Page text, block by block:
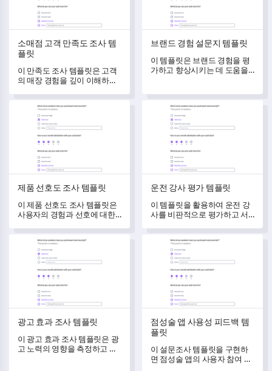
소매점 고객 만족도 조사 템
플릿
이 만족도 조사 템플릿은 고객
의 매장 경험을 깊이 이해하고,
시키는 데 도움을 주기 위해 맞
춤 제작되었습니다.
브랜드 경험 설문지 템플릿
이 템플릿은 브랜드 경험을 평
가하고 향상시키는 데 도움을
제품 선호도 조사 템플릿
제품 선호도 조사 템플릿
이 제품 선호도 조사 템플릿은
사용자의 경험과 선호에 대한
주기 위해 설계되었습니다.
운전 강사 평가 템플릿
운전 강사 평가 템플릿
이 템플릿을 활용하여 운전 강
사를 비판적으로 평가하고 서
광고 효과 조사 템플릿
광고 효과 조사 템플릿
이 광고 효과 조사 템플릿은 광
고 노력의 영향을 측정하고 이
점성술 앱 사용성 피드백 템플
점성술 앱 사용성 피드백 템
플릿
이 설문조사 템플릿을 구현하
면 점성술 앱의 사용자 참여 및